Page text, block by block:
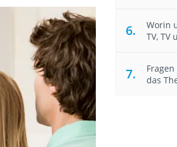
Worin
TV, TV
das